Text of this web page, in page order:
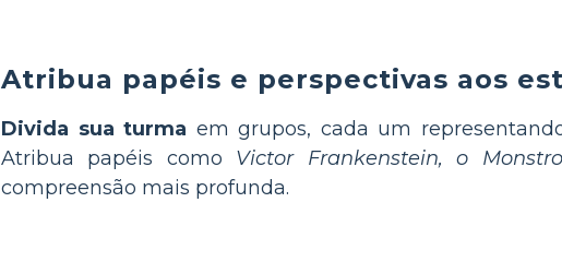
Atribua papéis e perspectivas aos
Divida sua turma em grupos, cada um
Atribua papéis como Victor Frankenstein, o
compreensão mais profunda.